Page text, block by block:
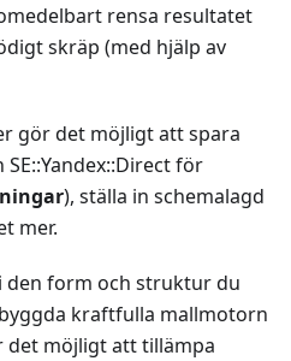
rensa resultatet
skräp (med hjälp av
gör det möjligt att spara
för
), ställa in schemalagd
mer.
den form och struktur du
kraftfulla mallmotorn
det möjligt att tillämpa